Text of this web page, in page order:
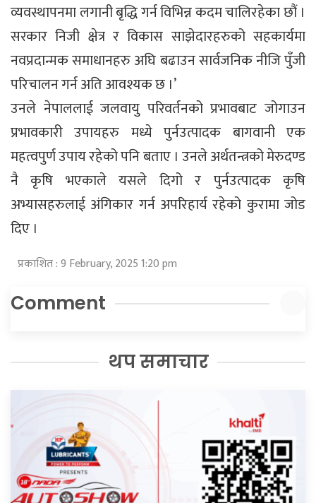
व्यवस्थापनमा लगानी बृद्धि गर्न विभिन्न कदम चालिरहेका छौं ।
सरकार निजी क्षेत्र र विकास साझेदारहरुको सहकार्यमा
नवप्रदान्मक समाधानहरु अघि बढाउन सार्वजनिक नीजि पुँजी
परिचालन गर्न अति आवश्यक छ ।’
उनले नेपाललाई जलवायु परिवर्तनको प्रभावबाट जोगाउन
प्रभावकारी उपायहरु मध्ये पुर्नउत्पादक बागवानी एक
महत्वपुर्ण उपाय रहेको पनि बताए । उनले अर्थतन्त्रको मेरुदण्ड
नै कृषि भएकाले यसले दिगो र पुर्नउत्पादक कृषि
अभ्यासहरुलाई अंगिकार गर्न अपरिहार्य रहेको कुरामा जोड
दिए ।
प्रकाशित : 9 February, 2025 1:20 pm
Comment
थप समाचार